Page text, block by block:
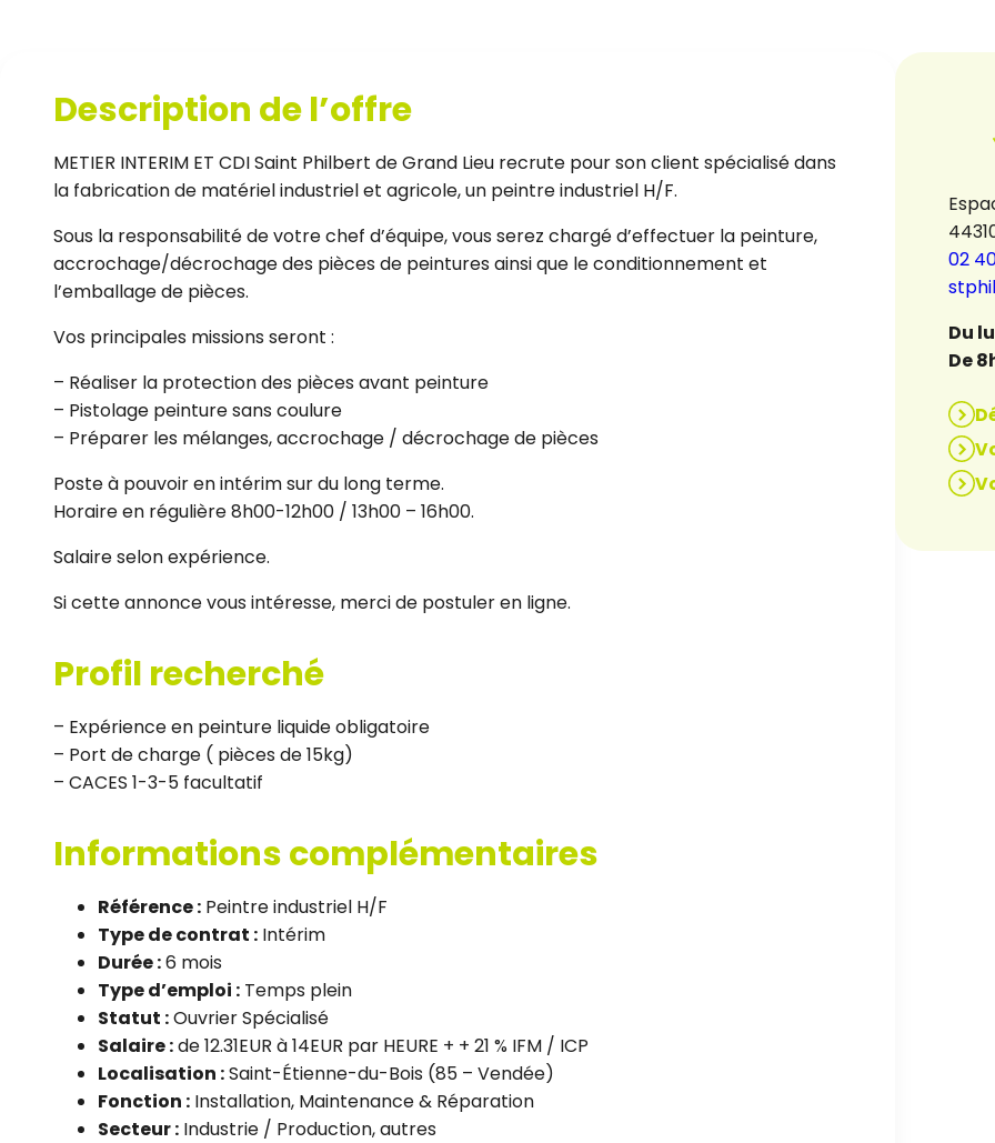
Description de l’offre
METIER INTERIM ET CDI Saint Philbert de Grand Lieu recrute pour son client spécialisé dans
la fabrication de matériel industriel et agricole, un peintre industriel H/F.
Sous la responsabilité de votre chef d’équipe, vous serez chargé d’effectuer la peinture,
accrochage/décrochage des pièces de peintures ainsi que le conditionnement et
l’emballage de pièces.
Vos principales missions seront :
– Réaliser la protection des pièces avant peinture
– Pistolage peinture sans coulure
– Préparer les mélanges, accrochage / décrochage de pièces
Poste à pouvoir en intérim sur du long terme.
Horaire en régulière 8h00-12h00 / 13h00 – 16h00.
Salaire selon expérience.
Si cette annonce vous intéresse, merci de postuler en ligne.
Profil recherché
– Expérience en peinture liquide obligatoire
– Port de charge ( pièces de 15kg)
– CACES 1-3-5 facultatif
Informations complémentaires
Référence : Peintre industriel H/F
Type de contrat : Intérim
Durée :6 mois
Type d’emploi : Temps plein
Statut :Ouvrier Spécialisé
Salaire :de 12.31EUR à 14EUR par HEURE + + 21 % IFM / ICP
Localisation :Saint-Étienne-du-Bois (85 – Vendée)
Fonction : Installation, Maintenance & Réparation
Secteur : Industrie / Production, autres
02
Du
De